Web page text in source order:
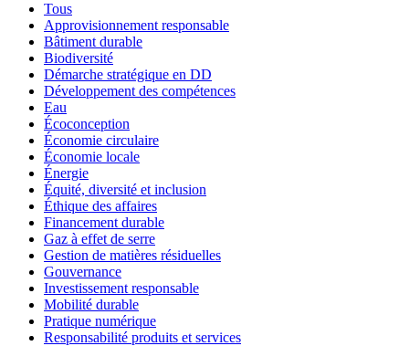
Tous
Approvisionnement responsable
Bâtiment durable
Biodiversité
Démarche stratégique en DD
Développement des compétences
Eau
Écoconception
Économie circulaire
Économie locale
Énergie
Équité, diversité et inclusion
Éthique des affaires
Financement durable
Gaz à effet de serre
Gestion de matières résiduelles
Gouvernance
Investissement responsable
Mobilité durable
Pratique numérique
Responsabilité produits et services